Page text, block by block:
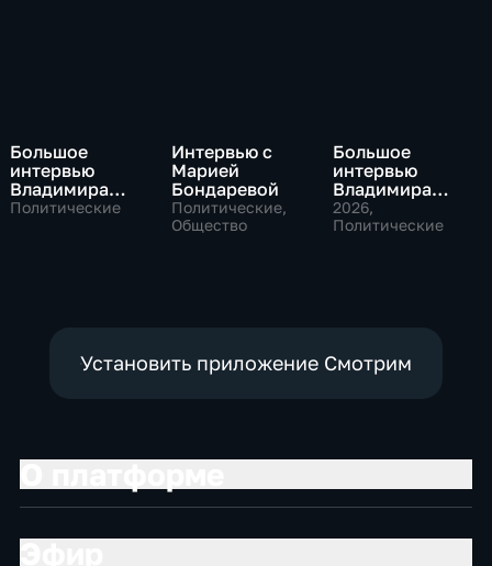
Большое
интервью
Владимира
Путина Сергею
Политические
Интервью с
Марией
Бондаревой
Политические,
Общество
Большое
интервью
Владимира
Соловьева
Роджеру
2026,
Политические
Установить приложение Смотрим